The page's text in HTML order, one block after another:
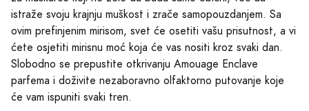
istraže svoju krajnju muškost i zrače samopouzdanjem. Sa
ovim prefinjenim mirisom, svet će osetiti vašu prisutnost, a vi
ćete osjetiti mirisnu moć koja će vas nositi kroz svaki dan.
Slobodno se prepustite otkrivanju Amouage Enclave
parfema i doživite nezaboravno olfaktorno putovanje koje
će vam ispuniti svaki tren.